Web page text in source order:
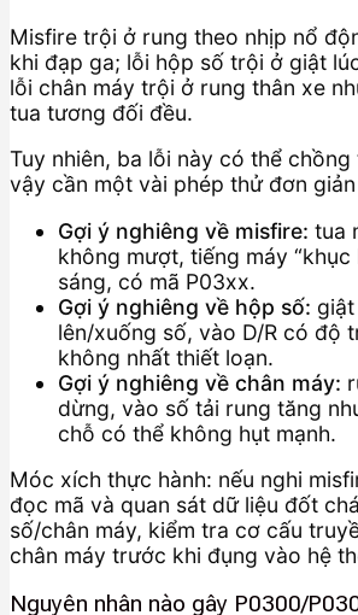
Misfire trội ở rung theo nhịp nổ
khi đạp ga; lỗi hộp số trội ở giật
lỗi chân máy trội ở rung thân xe
tua tương đối đều.
Tuy nhiên, ba lỗi này có thể
vậy cần một vài phép thử đơn
Gợi ý nghiêng về misfire: tua
không mượt, tiếng máy “khục
sáng, có mã P03xx.
Gợi ý nghiêng về hộp số:
lên/xuống số, vào D/R có độ
không nhất thiết loạn.
Gợi ý nghiêng về chân máy:
dừng, vào số tải rung tăng
chỗ có thể không hụt mạnh.
Móc xích thực hành: nếu nghi
đọc mã và quan sát dữ liệu đốt
số/chân máy, kiểm tra cơ cấu
chân máy trước khi đụng vào hệ
Nguyên nhân nào gây P0300/